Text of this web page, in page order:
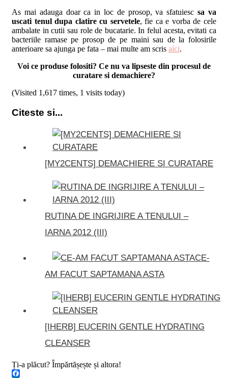
As mai adauga doar ca in loc de prosop, va sfatuiescsa va
uscati tenul dupa clatire cu servetele, fie ca e vorba de cele
ambalate in cutii sau role de bucatarie. In felul acesta, evitati ca
bacteriile ramase pe prosop de pe maini sau de la folosirile
anterioare sa ajunga pe fata – mai multe am scris aici.
Voi ce produse folositi? Ce nu va lipseste din procesul de
curatare si demachiere?
(Visited 1,617 times, 1 visits today)
Citeste si...
[MY2CENTS] DEMACHIERE SI CURATARE
RUTINA DE INGRIJIRE A TENULUI –
IARNA 2012 (III)
CE-
AM FACUT SAPTAMANA ASTA
[IHERB] EUCERIN GENTLE HYDRATING
CLEANSER
Ți-a plăcut? Împărtășește și altora!